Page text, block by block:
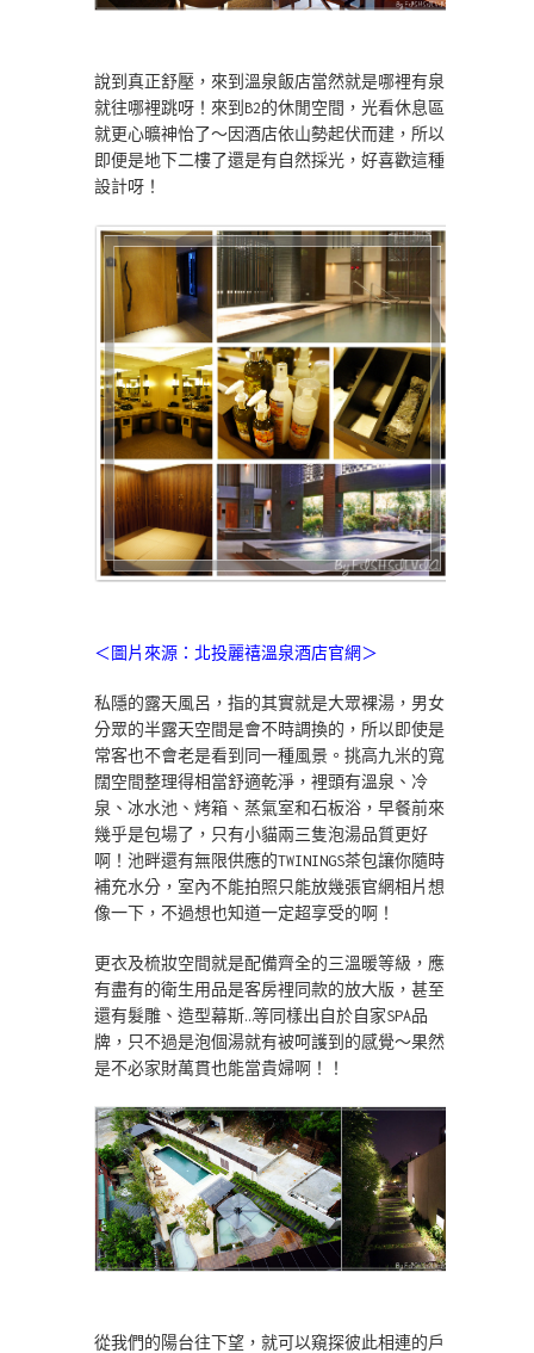
說到真正舒壓，來到溫泉飯店當然就是哪裡有泉
就往哪裡跳呀！來到B2的休閒空間，光看休息區
就更心曠神怡了～因酒店依山勢起伏而建，所以
即便是地下二樓了還是有自然採光，好喜歡這種
設計呀！
＜圖片來源：北投麗禧溫泉酒店官網＞
私隱的露天風呂，指的其實就是大眾裸湯，男女
分眾的半露天空間是會不時調換的，所以即使是
常客也不會老是看到同一種風景。挑高九米的寬
闊空間整理得相當舒適乾淨，裡頭有溫泉、冷
泉、冰水池、烤箱、蒸氣室和石板浴，早餐前來
幾乎是包場了，只有小貓兩三隻泡湯品質更好
啊！池畔還有無限供應的TWININGS茶包讓你隨時
補充水分，室內不能拍照只能放幾張官網相片想
像一下，不過想也知道一定超享受的啊！
更衣及梳妝空間就是配備齊全的三溫暖等級，應
有盡有的衛生用品是客房裡同款的放大版，甚至
還有髮雕、造型幕斯…等同樣出自於自家SPA品
牌，只不過是泡個湯就有被呵護到的感覺～果然
是不必家財萬貫也能當貴婦啊！！
從我們的陽台往下望，就可以窺探彼此相連的戶